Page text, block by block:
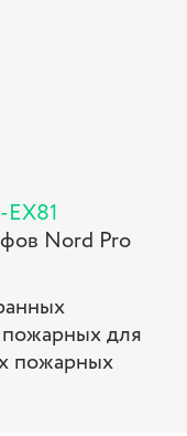
EX81
Nord Pro
для
пожарных